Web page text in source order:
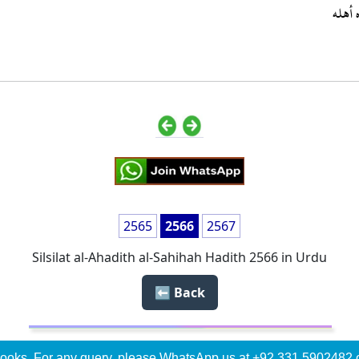
أهله
2565 2566
2567
Silsilat al-Ahadith al-Sahihah Hadith 2566 in Urdu
Back ⬅️